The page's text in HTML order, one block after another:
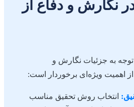
نگارش و دفاع از
به جزئیات نگارش و
از اهمیت ویژه‌ای برخوردار است:
انتخاب روش تحقیق مناسب